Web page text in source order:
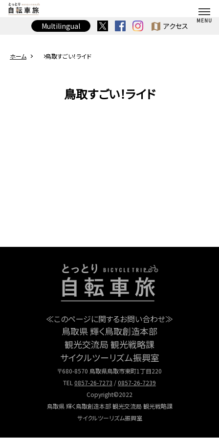
Multilingual map アクセス
ホーム 鳥取すごい！ライド
鳥取すごい！ライド
≪このページに関するお問い合わせ≫
鳥取県 輝く鳥取創造本部
観光交流局 観光戦略課
サイクルツーリズム振興室
〒680-8570 鳥取県鳥取市東町1丁目220
TEL 0857-26-7273 / 0857-26-7239
Copyright©2022
鳥取県 輝く鳥取創造本部 観光交流局 観光戦略課
サイクルツーリズム振興室